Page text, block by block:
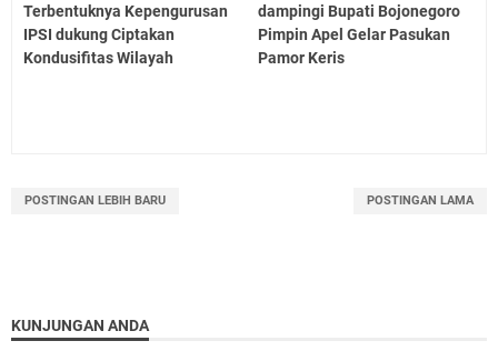
Terbentuknya Kepengurusan
IPSI dukung Ciptakan
Kondusifitas Wilayah
dampingi Bupati Bojonegoro
Pimpin Apel Gelar Pasukan
Pamor Keris
POSTINGAN LEBIH BARU POSTINGAN LAMA
KUNJUNGAN ANDA